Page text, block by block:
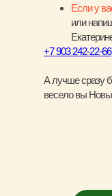
Если у
или
+7 903 242-22-66
А лучше сразу
весело вы